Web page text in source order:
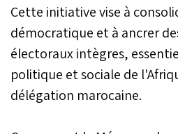
de
de février
penché
sécurité,
Cette initiative vise à
démocratique et à ancrer
électoraux intègres,
politique et sociale de
délégation marocaine.